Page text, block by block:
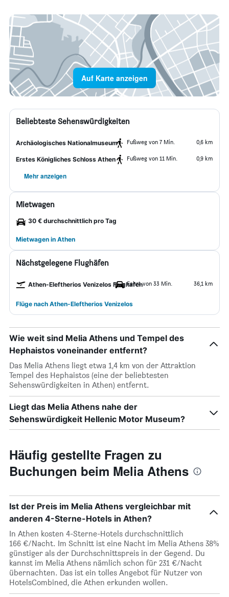
Auf Karte anzeigen
Beliebteste Sehenswürdigkeiten
Archäologisches Nationalmuseum Fußweg von 7 Min. 0,6 km
Erstes Königliches Schloss Athen Fußweg von 11 Min. 0,9 km
Mehr anzeigen
Mietwagen
30 € durchschnittlich pro Tag
Mietwagen in Athen
Nächstgelegene Flughäfen
Athen-Eleftherios Venizelos FlughafenFahrt von 33 Min. 36,1 km
Flüge nach Athen-Eleftherios Venizelos
Wie weit sind Melia Athens und Tempel des
Hephaistos voneinander entfernt?
Das Melia Athens liegt etwa 1,4 km von der Attraktion
Tempel des Hephaistos (eine der beliebtesten
Sehenswürdigkeiten in Athen) entfernt.
Liegt das Melia Athens nahe der
Sehenswürdigkeit Hellenic Motor Museum?
Häufig gestellte Fragen zu
Buchungen beim Melia Athens
Ist der Preis im Melia Athens vergleichbar mit
anderen 4-Sterne-Hotels in Athen?
In Athen kosten 4-Sterne-Hotels durchschnittlich
166 €/Nacht. Im Schnitt ist eine Nacht im Melia Athens 38%
günstiger als der Durchschnittspreis in der Gegend. Du
kannst im Melia Athens nämlich schon für 231 €/Nacht
übernachten. Das ist ein tolles Angebot für Nutzer von
HotelsCombined, die Athen erkunden wollen.